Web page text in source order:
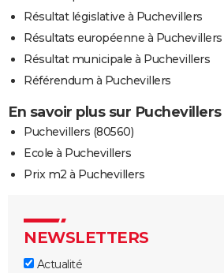
Résultat législative à Puchevillers
Résultats européenne à Puchevillers
Résultat municipale à Puchevillers
Référendum à Puchevillers
En savoir plus sur Puchevillers
Puchevillers (80560)
Ecole à Puchevillers
Prix m2 à Puchevillers
NEWSLETTERS
Actualité